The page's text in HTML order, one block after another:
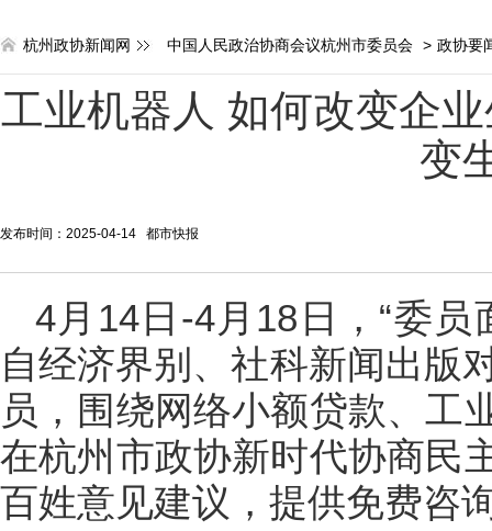
杭州政协新闻网 中国人民政治协商会议杭州市委员会 > 政协要
工业机器人 如何改变企
变
发布时间：2025-04-14 都市快报
4月14日-4月18日，“委
自经济界别、社科新闻出版
员，围绕网络小额贷款、工
在杭州市政协新时代协商民
百姓意见建议，提供免费咨